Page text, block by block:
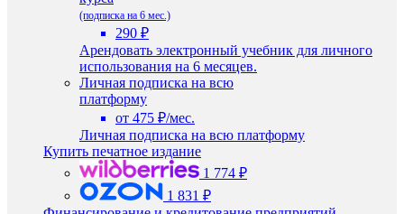
(подписка на 6 мес.)
290 ₽
Арендовать электронный учебник для личного
использования на 6 месяцев.
Личная подписка на всю
платформу
от 475 ₽/мес.
Личная подписка на всю платформу
Купить печатное издание
1 774 ₽
1 831 ₽